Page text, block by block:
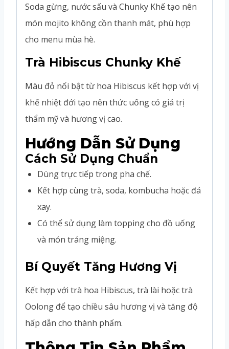
Soda gừng, nước sấu và Chunky Khế tạo nên
món mojito không cồn thanh mát, phù hợp
cho menu mùa hè.
Trà Hibiscus Chunky Khế
Màu đỏ nổi bật từ hoa Hibiscus kết hợp với vị
khế nhiệt đới tạo nên thức uống có giá trị
thẩm mỹ và hương vị cao.
Hướng Dẫn Sử Dụng
Cách Sử Dụng Chuẩn
Dùng trực tiếp trong pha chế.
Kết hợp cùng trà, soda, kombucha hoặc đá
xay.
Có thể sử dụng làm topping cho đồ uống
và món tráng miệng.
Bí Quyết Tăng Hương Vị
Kết hợp với trà hoa Hibiscus, trà lài hoặc trà
Oolong để tạo chiều sâu hương vị và tăng độ
hấp dẫn cho thành phẩm.